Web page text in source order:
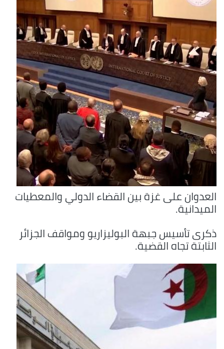
العدوان على غزة بين القضاء الدولي والمعطيات
الميدانية.
ذكرى تأسيس جبهة البوليزاريو ومواقف الجزائر
الثابتة تجاه القضية.